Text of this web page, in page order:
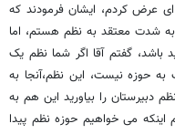
عرض کردم، ایشان فرمودند که
شدت معتقد به نظم هستم، اما
باشد، گفتم آقا اگر شما نظم یک
به حوزه نیست، این نظم،آنجا به
دبیرستان را بیاورید این هم به
می خواهیم حوزه نظم پیدا